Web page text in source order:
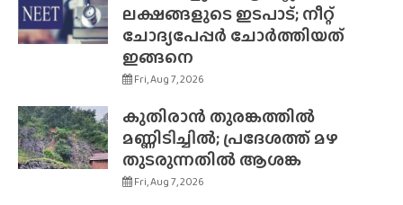
ലക്ഷങ്ങളുടെ ഇടപാട്; നീറ്റ്
ചോദ്യപേപ്പർ ചോർത്തിയത്
ഇങ്ങനെ
Fri, Aug 7, 2026
കുതിരാൻ തുരങ്കത്തിൽ
മണ്ണിടിച്ചിൽ; പ്രദേശത്ത് മഴ
തുടരുന്നതിൽ ആശങ്ക
Fri, Aug 7, 2026